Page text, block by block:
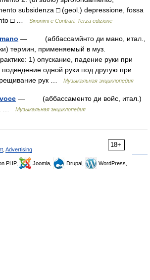
subsidenza □ (geol.) depressione, fossa
□ …
Sinonimi e Contrari. Terza edizione
— (аббассамйнто ди мано, итал.,
термин, применяемый в муз.
1) опускание, падение руки при
одной руки под другую при
рук …
Музыкальная энциклопедия
— (аббассаменто ди войс, итал.)
…
Музыкальная энциклопедия
18+
Advertising
PHP, Joomla, Drupal,
WordPress,